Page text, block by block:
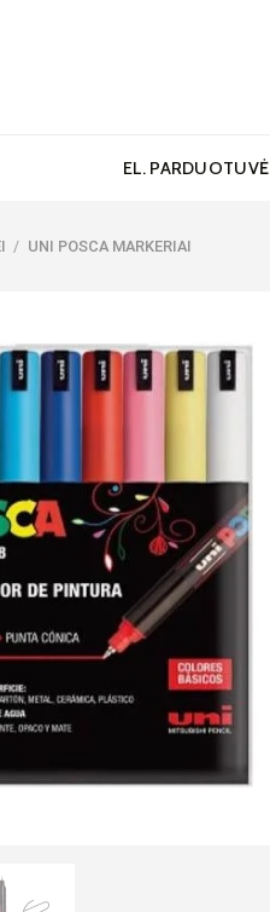
EL. PARDUOTUVĖ
/ UNI POSCA MARKERIAI